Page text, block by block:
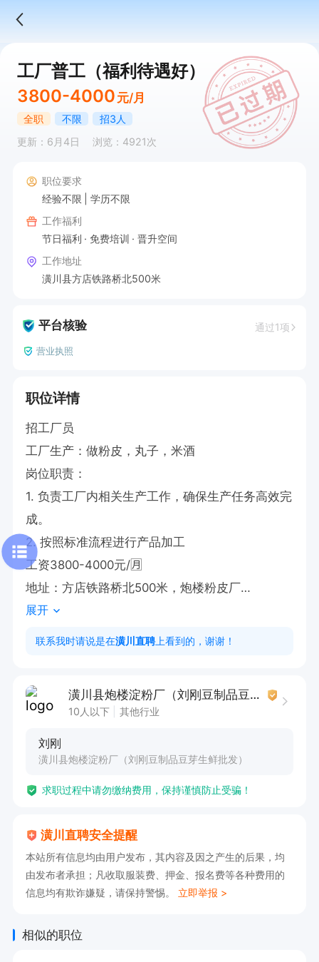
工厂普工（福利待遇好）
3800-4000 元/月
全职 不限
招3人
更新：6月4日
浏览：4921次
职位要求
经验不限
学历不限
工作福利
节日福利
免费培训
晋升空间
工作地址
潢川县方店铁路桥北500米
平台核验 通过1项
营业执照
职位详情
招工厂员
工厂生产：做粉皮，丸子，米酒
岗位职责：
1. 负责工厂内相关生产工作，确保生产任务高效完
成。
2. 按照标准流程进行产品加工
工资3800-4000元/🈷️
地址：方店铁路桥北500米，炮楼粉皮厂
有意向🉑电话沟通，请告知【潢川直聘】看到的😊
展开
联系我时请说是在潢川直聘 上看到的，谢谢！
潢川县炮楼淀粉厂（刘刚豆制品豆芽生鲜批发）
10人以下 其他行业
刘刚
潢川县炮楼淀粉厂（刘刚豆制品豆芽生鲜批发）
求职过程中请勿缴纳费用，保持谨慎防止受骗！
潢川直聘安全提醒
本站所有信息均由用户发布，其内容及因之产生的后果，均
由发布者承担；凡收取服装费、押金、报名费等各种费用的
信息均有欺诈嫌疑，请保持警惕。 立即举报 >
相似的职位